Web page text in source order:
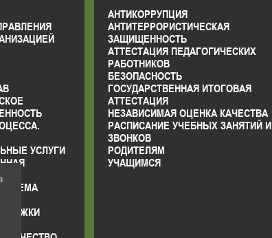
УСЛУГИ
АНТИКОРРУПЦИЯ
АНТИТЕРРОРИСТИЧЕСКАЯ
ЗАЩИЩЕННОСТЬ
АТТЕСТАЦИЯ ПЕДАГОГИЧЕСКИХ
РАБОТНИКОВ
БЕЗОПАСНОСТЬ
ГОСУДАРСТВЕННАЯ ИТОГОВАЯ
АТТЕСТАЦИЯ
НЕЗАВИСИМАЯ ОЦЕНКА КАЧЕСТВА
РАСПИСАНИЕ УЧЕБНЫХ ЗАНЯТИЙ И
ЗВОНКОВ
РОДИТЕЛЯМ
УЧАЩИМСЯ